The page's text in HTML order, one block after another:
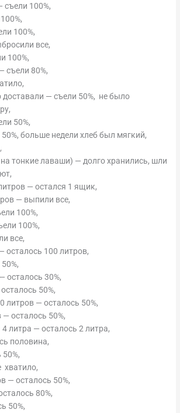
съели 100%,
100%,
все,
100%,
съели 80%,
— съели 50%, не было
50%,
больше недели хлеб был мягкий,
тонкие лаваши) — долго хранились, шли
— остался 1 ящик,
— выпили все,
100%,
100%,
все,
осталось 100 литров,
осталось 30%,
50%,
литров — осталось 50%,
осталось 50%,
литра — осталось 2 литра,
половина,
хватило,
— осталось 50%,
80%,
50%,